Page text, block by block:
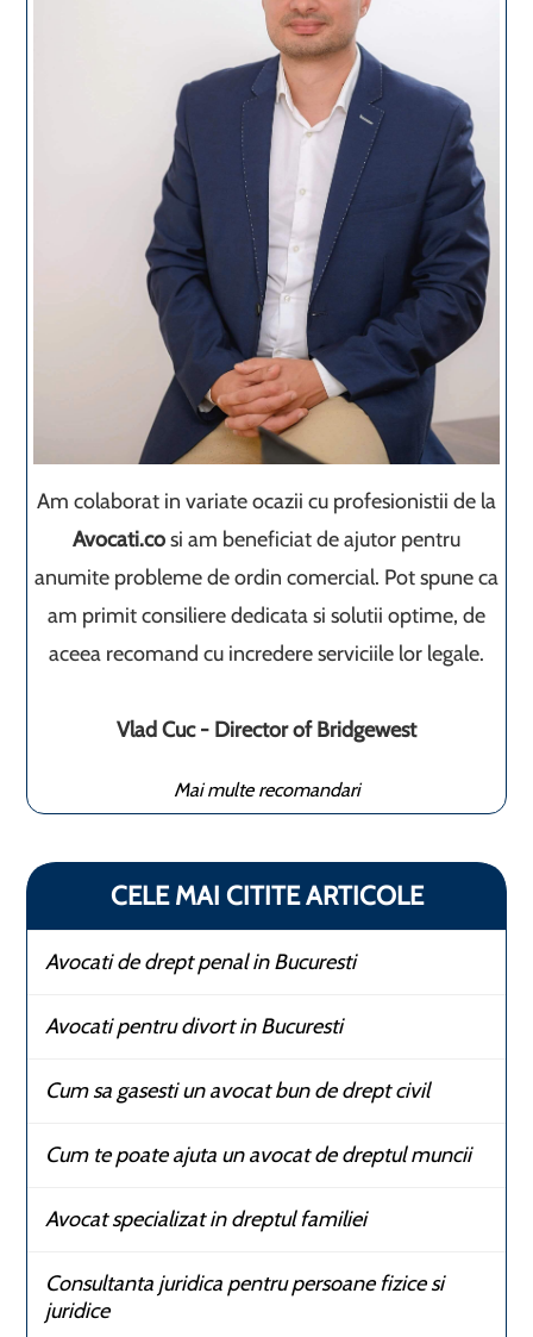
Am colaborat in variate ocazii cu profesionistii de la
Avocati.cosi am beneficiat de ajutor pentru
anumite probleme de ordin comercial. Pot spune ca
am primit consiliere dedicata si solutii optime, de
aceea recomand cu incredere serviciile lor legale.
Vlad Cuc - Director of Bridgewest
Mai multe recomandari
CELE MAI CITITE ARTICOLE
Avocati de drept penal in Bucuresti
Avocati pentru divort in Bucuresti
Cum sa gasesti un avocat bun de drept civil
Cum te poate ajuta un avocat de dreptul muncii
Avocat specializat in dreptul familiei
Consultanta juridica pentru persoane fizice si
juridice